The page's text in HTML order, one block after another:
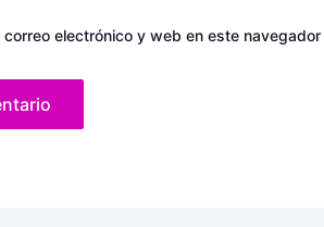
correo electrónico y web en este